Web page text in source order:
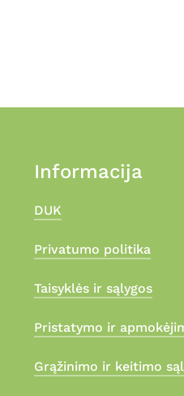
Informacija
DUK
Privatumo politika
Taisyklės ir sąlygos
Pristatymo ir
Grąžinimo ir keitimo